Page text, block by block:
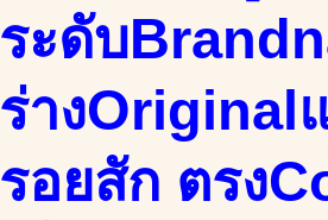
ระดับ
ร่างOriginal
รอยสัก ตรง